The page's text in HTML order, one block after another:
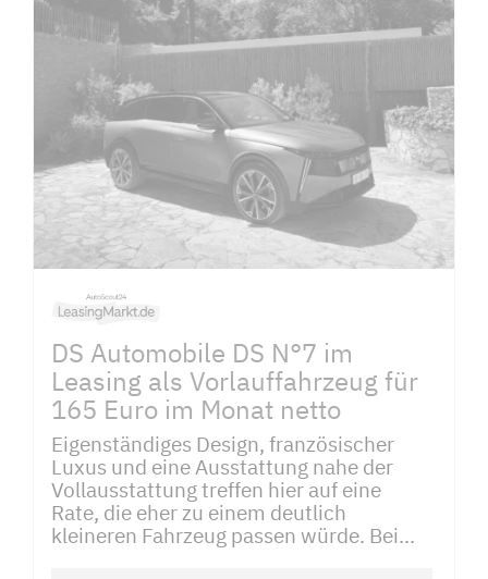
DS Automobile DS N°7 im
Leasing als Vorlauffahrzeug für
165 Euro im Monat netto
Eigenständiges Design, französischer
Luxus und eine Ausstattung nahe der
Vollausstattung treffen hier auf eine
Rate, die eher zu einem deutlich
kleineren Fahrzeug passen würde. Bei...